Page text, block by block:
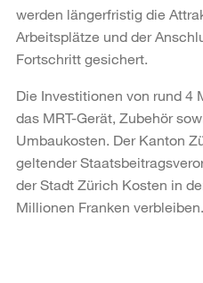
werden längerfristig die
Arbeitsplätze und der
Fortschritt gesichert.
Die Investitionen von rund 4
das MRT-Gerät, Zubehör
Umbaukosten. Der Kanton
geltender
der Stadt Zürich Kosten in
Millionen Franken verbleiben.